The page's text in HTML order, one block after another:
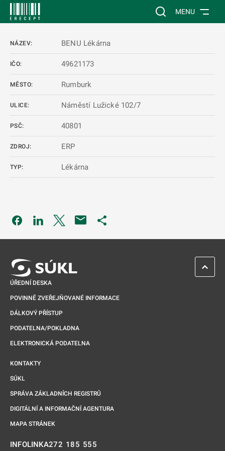
Vyhledávání na
MENU
NÁZEV: BENU Lékárna
IČO: 49621173
MĚSTO: Rumburk
ULICE: Náměstí Lužické 102/7
PSČ: 40801
ZDROJ: ERP
TYP: Lékárna
Odkaz se otevře na nové kartě
Odkaz se otevře na nové kartě
Odkaz se otevře na nové kartě
ÚŘEDNÍ DESKA
POVINNĚ ZVEŘEJŇOVANÉ INFORMACE
DÁLKOVÝ PŘÍSTUP
PODATELNA/POKLADNA
ELEKTRONICKÁ PODATELNA
KONTAKTY
SÚKL
SPRÁVA ZÁKLADNÍCH REGISTRŮ
DIGITÁLNÍ A INFORMAČNÍ AGENTURA
MAPA STRÁNEK
INFOLINKA272 185 555
ZPĚT